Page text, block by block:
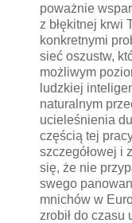
poważnie
z błękitnej krwi
konkretnymi
sieć oszustw,
możliwym
ludzkiej
naturalnym
ucieleśnienia
częścią tej
szczegółowej i
się, że nie
swego
mnichów w
zrobił do